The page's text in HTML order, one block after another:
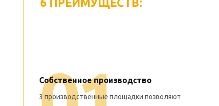
6
3 производственные площадки позволяют
6 ПРЕИМУЩЕСТВ:
Собственное производство